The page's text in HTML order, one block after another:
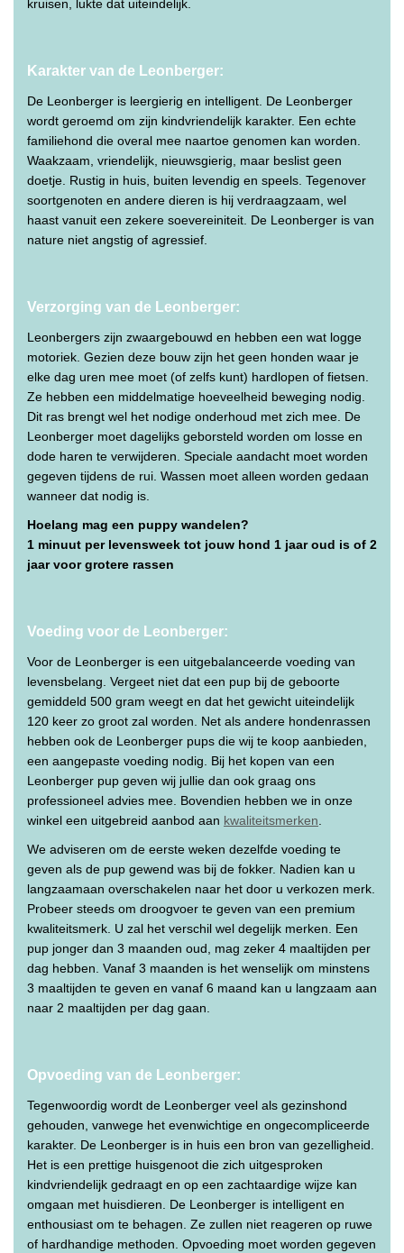
kruisen, lukte dat uiteindelijk.
Karakter van de Leonberger:
De Leonberger is leergierig en intelligent. De Leonberger
wordt geroemd om zijn kindvriendelijk karakter. Een echte
familiehond die overal mee naartoe genomen kan worden.
Waakzaam, vriendelijk, nieuwsgierig, maar beslist geen
doetje. Rustig in huis, buiten levendig en speels. Tegenover
soortgenoten en andere dieren is hij verdraagzaam, wel
haast vanuit een zekere soevereiniteit. De Leonberger is van
nature niet angstig of agressief.
Verzorging van de Leonberger:
Leonbergers zijn zwaargebouwd en hebben een wat logge
motoriek. Gezien deze bouw zijn het geen honden waar je
elke dag uren mee moet (of zelfs kunt) hardlopen of fietsen.
Ze hebben een middelmatige hoeveelheid beweging nodig.
Dit ras brengt wel het nodige onderhoud met zich mee. De
Leonberger moet dagelijks geborsteld worden om losse en
dode haren te verwijderen. Speciale aandacht moet worden
gegeven tijdens de rui. Wassen moet alleen worden gedaan
wanneer dat nodig is.
Hoelang mag een puppy wandelen?
1 minuut per levensweek tot jouw hond 1 jaar oud is of 2
jaar voor grotere rassen
Voeding voor de Leonberger:
Voor de Leonberger is een uitgebalanceerde voeding van
levensbelang. Vergeet niet dat een pup bij de geboorte
gemiddeld 500 gram weegt en dat het gewicht uiteindelijk
120 keer zo groot zal worden. Net als andere hondenrassen
hebben ook de Leonberger pups die wij te koop aanbieden,
een aangepaste voeding nodig. Bij het kopen van een
Leonberger pup geven wij jullie dan ook graag ons
professioneel advies mee. Bovendien hebben we in onze
winkel een uitgebreid aanbod aan kwaliteitsmerken.
We adviseren om de eerste weken dezelfde voeding te
geven als de pup gewend was bij de fokker. Nadien kan u
langzaamaan overschakelen naar het door u verkozen merk.
Probeer steeds om droogvoer te geven van een premium
kwaliteitsmerk. U zal het verschil wel degelijk merken. Een
pup jonger dan 3 maanden oud, mag zeker 4 maaltijden per
dag hebben. Vanaf 3 maanden is het wenselijk om minstens
3 maaltijden te geven en vanaf 6 maand kan u langzaam aan
naar 2 maaltijden per dag gaan.
Opvoeding van de Leonberger:
Tegenwoordig wordt de Leonberger veel als gezinshond
gehouden, vanwege het evenwichtige en ongecompliceerde
karakter. De Leonberger is in huis een bron van gezelligheid.
Het is een prettige huisgenoot die zich uitgesproken
kindvriendelijk gedraagt en op een zachtaardige wijze kan
omgaan met huisdieren. De Leonberger is intelligent en
enthousiast om te behagen. Ze zullen niet reageren op ruwe
of hardhandige methoden. Opvoeding moet worden gegeven